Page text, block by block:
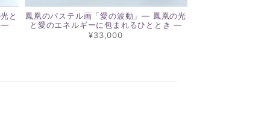
と
―
鳳凰のパステル画「愛の波動」― 鳳凰の光
と愛のエネルギーに包まれるひととき ―
¥33,000